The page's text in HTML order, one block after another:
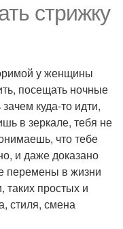
стрижку
у женщины
посещать ночные
куда-то идти,
в зеркале, тебя не
что тебе
и даже доказано
перемены в жизни
таких простых и
стиля, смена